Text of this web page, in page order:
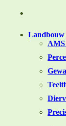
Landbouw